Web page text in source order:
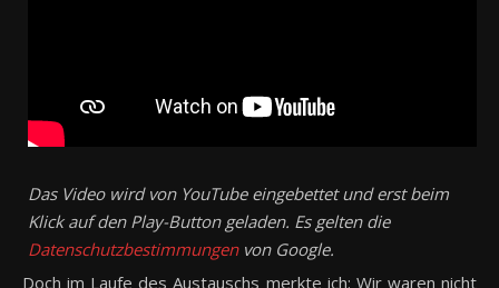
Das Video wird von YouTube eingebettet und erst beim
Klick auf den Play-Button geladen. Es gelten die
Datenschutzbestimmungenvon Google.
Doch im Laufe des Austauschs merkte ich: Wir waren nicht